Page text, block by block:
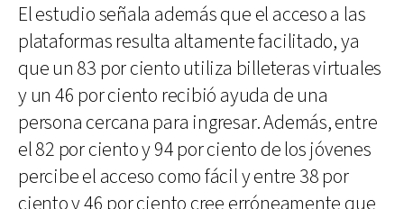
El estudio señala además que el acceso a las
plataformas resulta altamente facilitado, ya
que un 83 por ciento utiliza billeteras virtuales
y un 46 por ciento recibió ayuda de una
persona cercana para ingresar. Además, entre
el 82 por ciento y 94 por ciento de los jóvenes
percibe el acceso como fácil y entre 38 por
ciento y 46 por ciento cree erróneamente que